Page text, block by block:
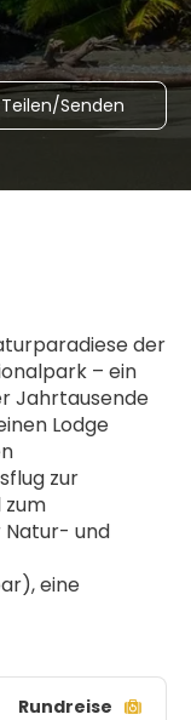
Teilen/Senden
der
– ein
Jahrtausende
Lodge
zur
zum
Natur- und
eine
Rundreise